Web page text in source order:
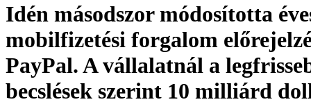
Idén másodszor módosította
mobilfizetési forgalom
PayPal. A vállalatnál a
becslések szerint 10 milliárd